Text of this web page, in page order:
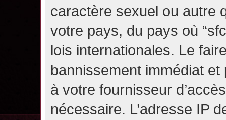
caractère sexuel ou autre
votre pays, du pays où
lois internationales. Le
bannissement immédiat
à votre fournisseur
nécessaire. L’adresse IP